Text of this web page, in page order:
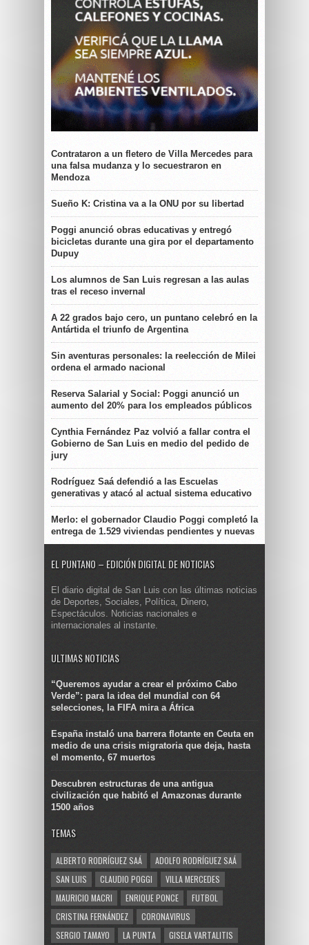
Contrataron a un fletero de Villa Mercedes para
una falsa mudanza y lo secuestraron en
Mendoza
Sueño K: Cristina va a la ONU por su libertad
Poggi anunció obras educativas y entregó
bicicletas durante una gira por el departamento
Dupuy
Los alumnos de San Luis regresan a las aulas
tras el receso invernal
A 22 grados bajo cero, un puntano celebró en la
Antártida el triunfo de Argentina
Sin aventuras personales: la reelección de Milei
ordena el armado nacional
Reserva Salarial y Social: Poggi anunció un
aumento del 20% para los empleados públicos
Cynthia Fernández Paz volvió a fallar contra el
Gobierno de San Luis en medio del pedido de
jury
Rodríguez Saá defendió a las Escuelas
generativas y atacó al actual sistema educativo
Merlo: el gobernador Claudio Poggi completó la
entrega de 1.529 viviendas pendientes y nuevas
EL PUNTANO – EDICIÓN DIGITAL DE NOTICIAS
El diario digital de San Luis con las últimas noticias
de Deportes, Sociales, Política, Dinero,
Espectáculos. Noticias nacionales e
internacionales al instante.
ULTIMAS NOTICIAS
“Queremos ayudar a crear el próximo Cabo
Verde”: para la idea del mundial con 64
selecciones, la FIFA mira a África
España instaló una barrera flotante en Ceuta en
medio de una crisis migratoria que deja, hasta
el momento, 67 muertos
Descubren estructuras de una antigua
civilización que habitó el Amazonas durante
1500 años
TEMAS
ALBERTO RODRÍGUEZ SAÁ
ADOLFO RODRÍGUEZ SAÁ
SAN LUIS
CLAUDIO POGGI
VILLA MERCEDES
MAURICIO MACRI
ENRIQUE PONCE
FUTBOL
CRISTINA FERNÁNDEZ
CORONAVIRUS
SERGIO TAMAYO
LA PUNTA GISELA VARTALITIS